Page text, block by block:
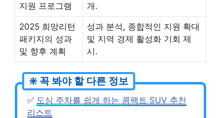
지원 프로그램
개.
2025 희망리턴
패키지의 성과
및 향후 계획
성과 분석, 종합적인 지원 확대
및 지역 경제 활성화 기회 제
시.
✅ 도심 주차를 쉽게 하는 콤팩트 SUV 추천
리스트